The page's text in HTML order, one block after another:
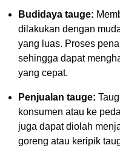
Budidaya tauge:
dilakukan dengan
yang luas. Proses
sehingga dapat
yang cepat.
Penjualan tauge:
konsumen atau ke
juga dapat diolah
goreng atau keripik